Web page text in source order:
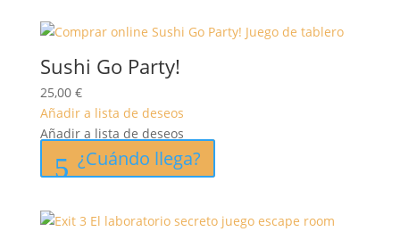
Sushi Go Party!
25,00 €
Añadir a lista de deseos
Añadir a lista de deseos
¿Cuándo llega?